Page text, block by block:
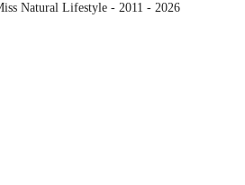
Natural Lifestyle - 2011 - 2026